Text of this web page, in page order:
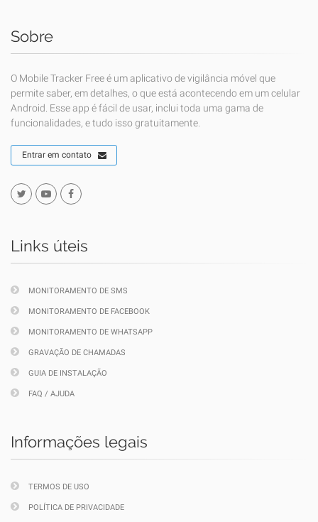
Sobre
O Mobile Tracker Free é um aplicativo de vigilância móvel que
permite saber, em detalhes, o que está acontecendo em um celular
Android. Esse app é fácil de usar, inclui toda uma gama de
funcionalidades, e tudo isso gratuitamente.
Entrar em contato
Links úteis
MONITORAMENTO DE SMS
MONITORAMENTO DE FACEBOOK
MONITORAMENTO DE WHATSAPP
GRAVAÇÃO DE CHAMADAS
GUIA DE INSTALAÇÃO
FAQ / AJUDA
Informações legais
TERMOS DE USO
POLÍTICA DE PRIVACIDADE